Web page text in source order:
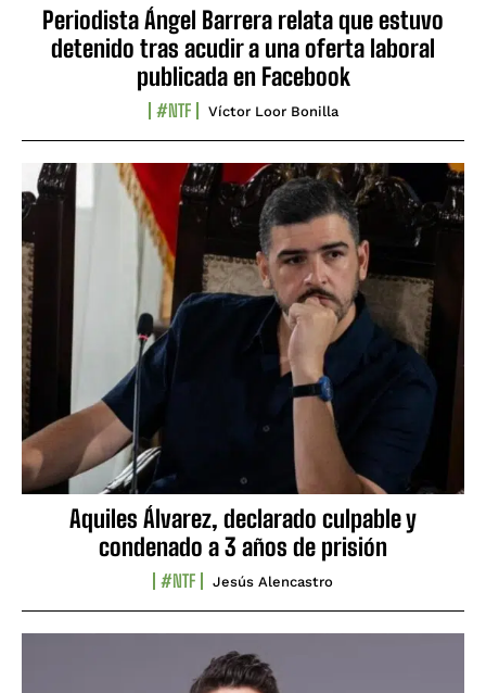
Periodista Ángel Barrera relata que estuvo
detenido tras acudir a una oferta laboral
publicada en Facebook
#NTF Víctor Loor Bonilla
Aquiles Álvarez, declarado culpable y
condenado a 3 años de prisión
#NTF Jesús Alencastro